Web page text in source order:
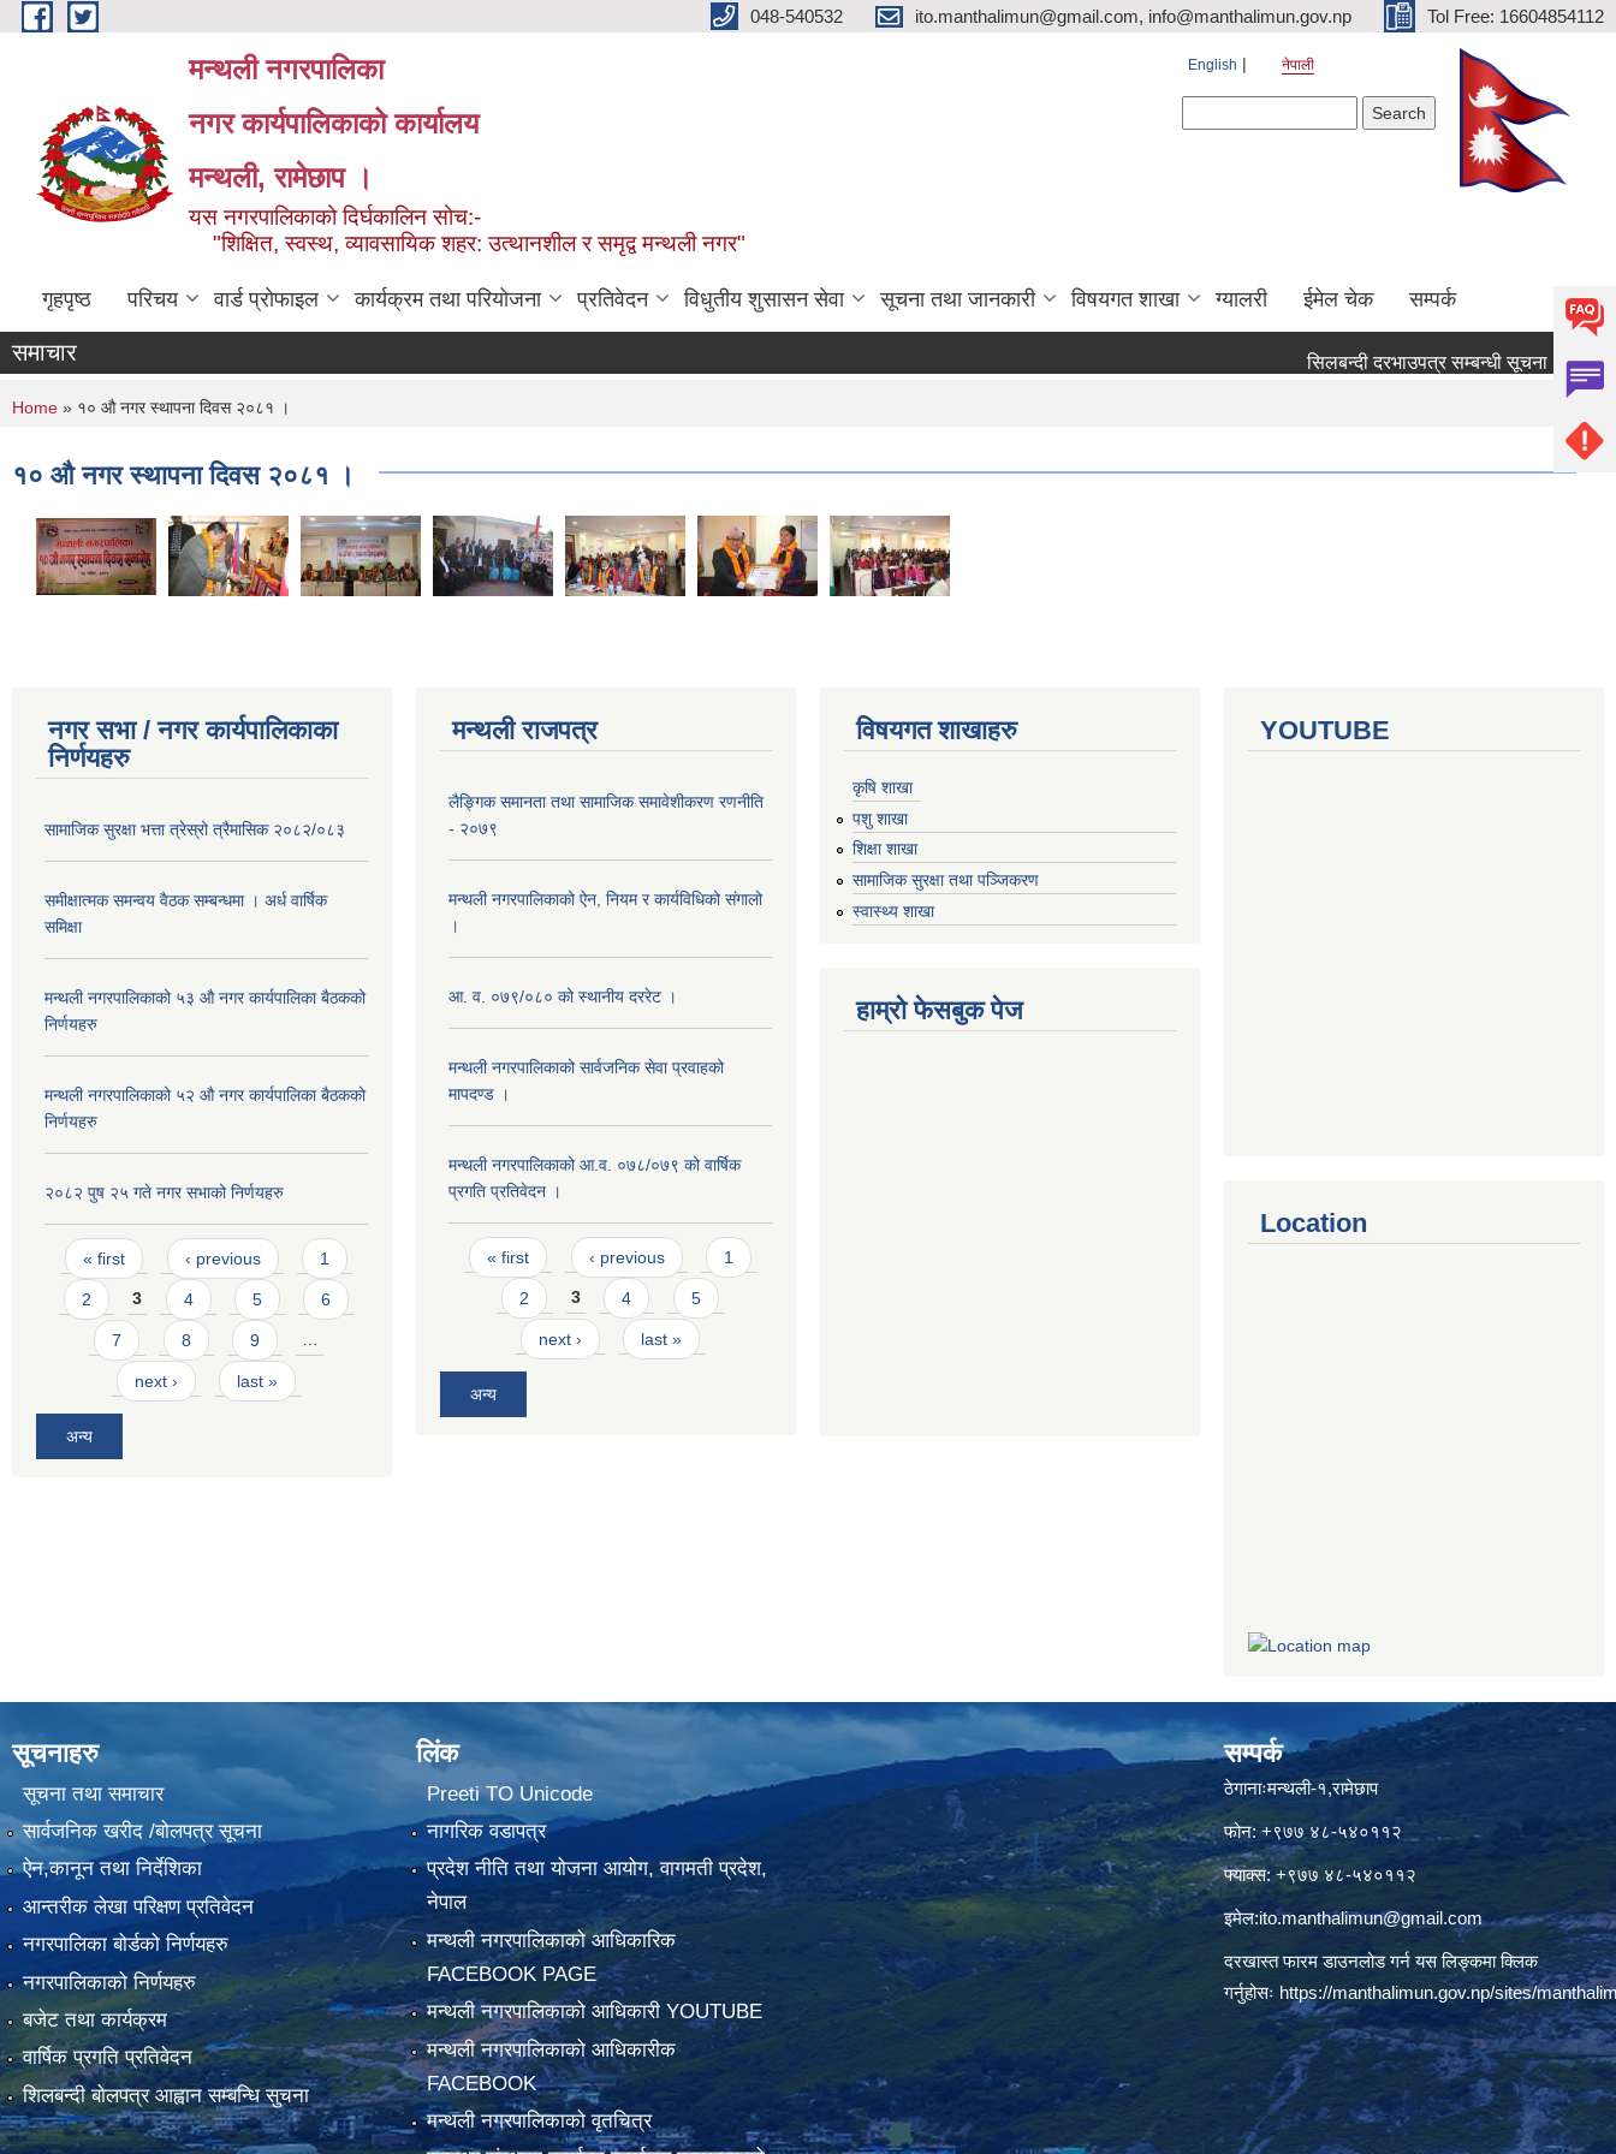
Skip to main content 048-540532 ito.manthalimun@gmail.com, info@manthalimun.gov.np Tol Free: 16604854112
मन्थली नगरपालिका
नगर कार्यपालिकाको कार्यालय
मन्थली, रामेछाप ।
यस नगरपालिकाको दिर्घकालिन सोच:-
"शिक्षित, स्वस्थ, व्यावसायिक शहर: उत्थानशील र समृद्व मन्थली नगर"
English नेपाली
गृहपृष्ठ परिचय वार्ड प्रोफाइल कार्यक्रम तथा परियोजना प्रतिवेदन विधुतीय शुसासन सेवा सूचना तथा जानकारी विषयगत शाखा ग्यालरी ईमेल चेक सम्पर्क
समाचार सिलबन्दी दरभाउपत्र सम्बन्धी सूचना ।
You are here
Home » १० औ नगर स्थापना दिवस २०८१ ।
१० औ नगर स्थापना दिवस २०८१ ।
नगर सभा / नगर कार्यपालिकाका
निर्णयहरु
सामाजिक सुरक्षा भत्ता त्रेस्रो त्रैमासिक २०८२/०८३
समीक्षात्मक समन्वय वैठक सम्बन्धमा । अर्ध वार्षिक
समिक्षा
मन्थली नगरपालिकाको ५३ औ नगर कार्यपालिका बैठकको
निर्णयहरु
मन्थली नगरपालिकाको ५२ औ नगर कार्यपालिका बैठकको
निर्णयहरु
२०८२ पुष २५ गते नगर सभाको निर्णयहरु
Pages
« first ‹ previous 1
2 3 4 5 6
7 8 9 …
next › last »
अन्य
मन्थली राजपत्र
लैङ्गिक समानता तथा सामाजिक समावेशीकरण रणनीति
- २०७९
मन्थली नगरपालिकाको ऐन, नियम र कार्यविधिको संगालो
।
आ. व. ०७९/०८० को स्थानीय दररेट ।
मन्थली नगरपालिकाको सार्वजनिक सेवा प्रवाहको
मापदण्ड ।
मन्थली नगरपालिकाको आ.व. ०७८/०७९ को वार्षिक
प्रगति प्रतिवेदन ।
Pages
« first ‹ previous 1
2 3 4 5
next › last »
अन्य
विषयगत शाखाहरु
कृषि शाखा
पशु शाखा
शिक्षा शाखा
सामाजिक सुरक्षा तथा पञ्जिकरण
स्वास्थ्य शाखा
हाम्रो फेसबुक पेज
YOUTUBE
Location
सूचनाहरु
सूचना तथा समाचार
सार्वजनिक खरीद /बोलपत्र सूचना
ऐन,कानून तथा निर्देशिका
आन्तरीक लेखा परिक्षण प्रतिवेदन
नगरपालिका बोर्डको निर्णयहरु
नगरपालिकाको निर्णयहरु
बजेट तथा कार्यक्रम
वार्षिक प्रगति प्रतिवेदन
शिलबन्दी बोलपत्र आह्वान सम्बन्धि सुचना
लिंक
Preeti TO Unicode
नागरिक वडापत्र
प्रदेश नीति तथा योजना आयोग, वागमती प्रदेश,
नेपाल
मन्थली नगरपालिकाको आधिकारिक
FACEBOOK PAGE
मन्थली नगरपालिकाको आधिकारी YOUTUBE
मन्थली नगरपालिकाको आधिकारीक
FACEBOOK
मन्थली नगरपालिकाको वृतचित्र
सम्पर्क
ठेगानाःमन्थली-१,रामेछाप
फोन: +९७७ ४८-५४०११२
फ्याक्स: +९७७ ४८-५४०११२
इमेल:ito.manthalimun@gmail.com
दरखास्त फारम डाउनलोड गर्न यस लिङ्कमा क्लिक
गर्नुहोसः https://manthalimun.gov.np/sites/